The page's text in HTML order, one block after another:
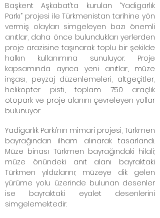
Başkent Aşkabat’ta kurulan “Yadigarlık
Parkı” projesi ile Türkmenistan tarihine yön
vermiş olayları simgeleyen bazı önemli
anıtlar, daha önce bulundukları yerlerden
proje arazisine taşınarak toplu bir şekilde
halkın kullanımına sunuluyor. Proje
kapsamında ayrıca yeni anıtlar, müze
inşası, peyzaj düzenlemeleri, altgeçitler,
helikopter pisti, toplam 750 araçlık
otopark ve proje alanını çevreleyen yollar
bulunuyor.
Yadigarlık Parkı’nın mimari projesi, Türkmen
bayrağından ilham alınarak tasarlandı.
Müze binası Türkmen bayrağındaki hilali;
müze önündeki anıt alanı bayraktaki
Türkmen yıldızlarını; müzeye dik gelen
yürüme yolu üzerinde bulunan desenler
ise bayraktaki eyalet desenlerini
simgelemektedir.